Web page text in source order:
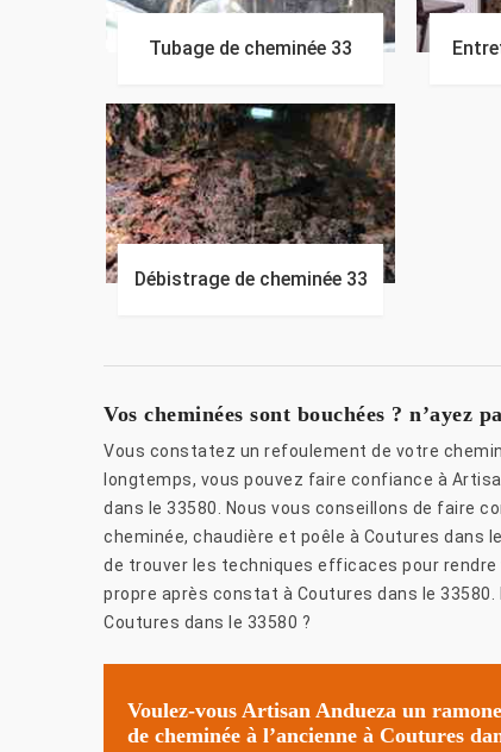
Tubage de cheminée 33
Débistrage de cheminée 33
Vos cheminées sont bouchées ? n’ayez
Vous constatez un refoulement de votre
longtemps, vous pouvez faire confiance à
dans le 33580. Nous vous conseillons de faire
cheminée, chaudière et poêle à Coutures dans
de trouver les techniques efficaces pour
propre après constat à Coutures dans le
Coutures dans le 33580 ?
Voulez-vous Artisan Andueza un
de cheminée à l’ancienne à Coutures